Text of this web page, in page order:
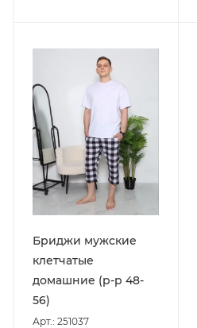
Бриджи мужские
клетчатые
домашние (р-р 48-
56)
Арт.: 251037